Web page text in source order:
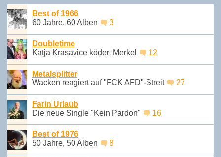
Best of 1966
60 Jahre, 60 Alben
3
Doubletime
Katja Krasavice ködert Merkel
12
Metalsplitter
Wacken reagiert auf "FCK AFD"-Streit
27
Farin Urlaub
Die neue Single "Kein Pardon"
16
Best of 1976
50 Jahre, 50 Alben
8